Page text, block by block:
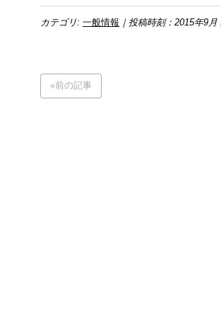
カテゴリ: 一般情報 ｜投稿時刻：2015年9月
«前の記事